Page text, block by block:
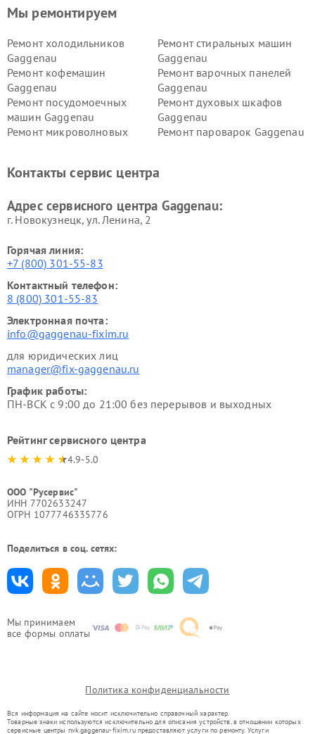
Мы принимаем
все формы оплаты
Мы ремонтируем
Ремонт холодильников
Gaggenau
Ремонт стиральных машин
Gaggenau
Ремонт кофемашин
Gaggenau
Ремонт варочных панелей
Gaggenau
Ремонт посудомоечных
машин Gaggenau
Ремонт духовых шкафов
Gaggenau
Ремонт микроволновых
Ремонт пароварок Gaggenau
Контакты сервис центра
Адрес сервисного центра Gaggenau:
г. Новокузнецк, ул. Ленина, 2
Горячая линия:
+7 (800) 301-55-83
Контактный телефон:
8 (800) 301-55-83
Электронная почта:
info@gaggenau-fixim.ru
для юридических лиц
manager@fix-gaggenau.ru
График работы:
ПН-ВСК с 9:00 до 21:00 без перерывов и выходных
Рейтинг сервисного центра
4.9-5.0
ООО "Русервис"
ИНН 7702633247
ОГРН 1077746335776
Поделиться в соц. сетях:
Политика конфиденциальности
Вся информация на сайте носит исключительно справочный характер.
Товарные знаки используются исключительно для описания устройств, в отношении которых
сервисные центры nvk.gaggenau-fixim.ru предоставляют услуги по ремонту. Услуги